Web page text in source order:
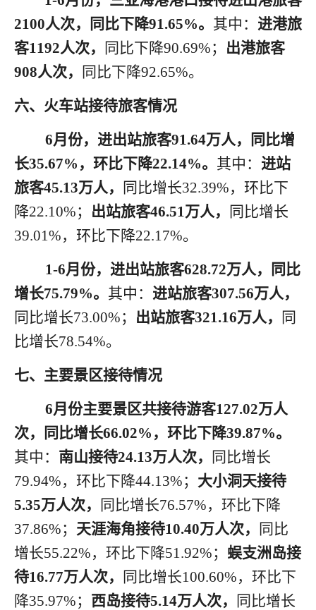
2100人次，同比下降91.65%。 其中： 进港旅
客1192人次， 同比下降90.69%； 出港旅客
908人次， 同比下降92.65%。
六、火车站接待旅客情况
6月 份，进出站旅客91.64万人，同比增
长35.67%，环比下降22.14%。 其中： 进站
旅客45.13万人， 同比增长32.39%，环比下
降22.10%； 出站旅客46.51万人，
同比增长
39.01%，环比下降22.17%。
1-6月 份，进出站旅客628.72万人，同比
增长75.79%。 其中： 进站旅客307.56万人，
同比增长73.00%； 出站旅客321.16万人，
同
比增长78.54%。
七、主要景区接待情况
6月 份主要景区共接待游客127.02万人
次，同比增长66.02%，环比下降39.87%。
其中： 南山接待24.13万人次，
同比增长
79.94%，环比下降44.13%； 大小洞天接待
5.35万人次， 同比增长76.57%，环比下降
37.86%； 天涯海角接待10.40万人次，
同比
增长55.22%，环比下降51.92%； 蜈支洲岛接
待16.77万人次， 同比增长100.60%，环比下
降35.97%； 西岛接待5.14万人次，
同比增长